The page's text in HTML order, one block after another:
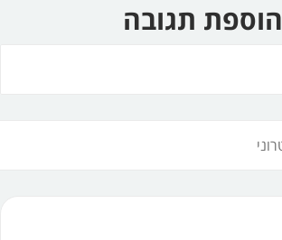
הוספת תגובה